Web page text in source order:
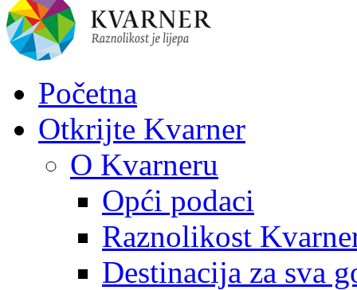
Početna
Otkrijte Kvarner
O Kvarneru
Opći podaci
Raznolikost
Destinacija za sva